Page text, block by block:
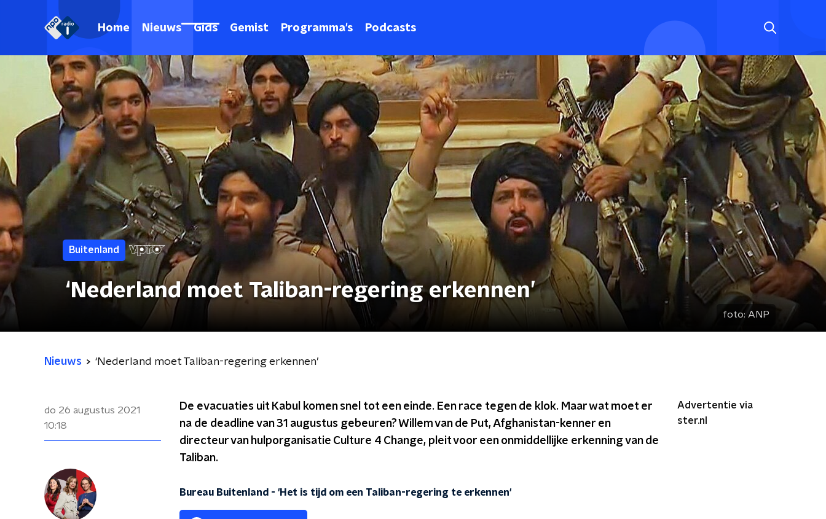
Home Nieuws Gids Gemist Programma's Podcasts
Buitenland
‘Nederland moet Taliban-regering erkennen’
foto: ANP
Nieuws ‘Nederland moet Taliban-regering erkennen’
do 26 augustus 2021
10:18
De evacuaties uit Kabul komen snel tot een einde. Een race tegen de klok. Maar wat moet er
na de deadline van 31 augustus gebeuren? Willem van de Put, Afghanistan-kenner en
directeur van hulporganisatie Culture 4 Change, pleit voor een onmiddellijke erkenning van de
Taliban.
Bureau Buitenland - 'Het is tijd om een Taliban-regering te erkennen'
Advertentie via
ster.nl